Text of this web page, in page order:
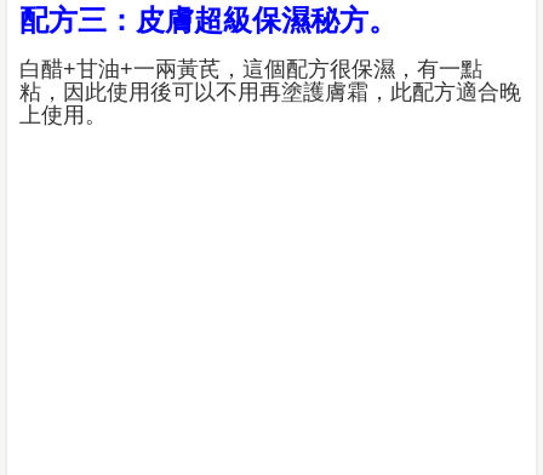
配方三：皮膚超級保濕秘方。
白醋+甘油+一兩黃芪，這個配方很保濕，有一點
粘，因此使用後可以不用再塗護膚霜，此配方適合晚
上使用。